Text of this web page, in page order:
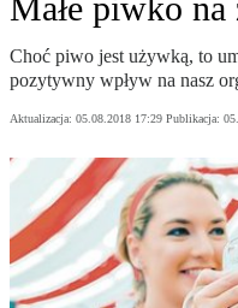
Choć piwo jest używką, to
pozytywny wpływ na nasz
Aktualizacja: 05.08.2018 17:29 Publikacja: